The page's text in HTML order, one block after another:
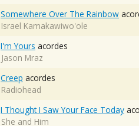
Somewhere Over The Rainbow
Israel Kamakawiwo'ole
I'm Yours acordes
Jason Mraz
Creep acordes
Radiohead
I Thought I Saw Your Face Today
She and Him